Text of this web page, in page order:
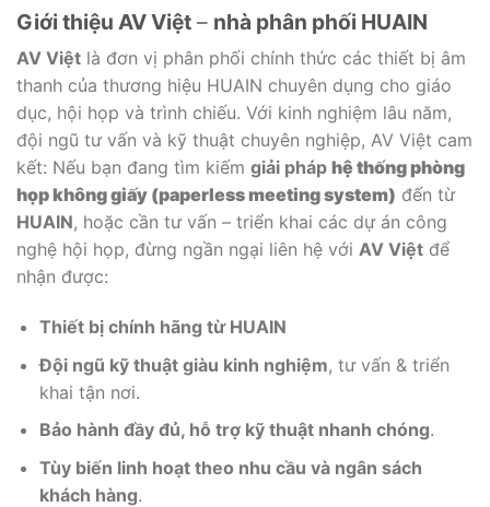
Giới thiệu AV Việt – nhà phân phối HUAIN
AV Việt là đơn vị phân phối chính thức các thiết bị âm
thanh của thương hiệu HUAIN chuyên dụng cho giáo
dục, hội họp và trình chiếu. Với kinh nghiệm lâu năm,
đội ngũ tư vấn và kỹ thuật chuyên nghiệp, AV Việt cam
kết: Nếu bạn đang tìm kiếm giải pháp hệ thống phòng
họp không giấy (paperless meeting system) đến từ
HUAIN, hoặc cần tư vấn – triển khai các dự án công
nghệ hội họp, đừng ngần ngại liên hệ với AV Việt để
nhận được:
Thiết bị chính hãng từ HUAIN
Đội ngũ kỹ thuật giàu kinh nghiệm, tư vấn & triển
khai tận nơi.
Bảo hành đầy đủ, hỗ trợ kỹ thuật nhanh chóng.
Tùy biến linh hoạt theo nhu cầu và ngân sách
khách hàng.